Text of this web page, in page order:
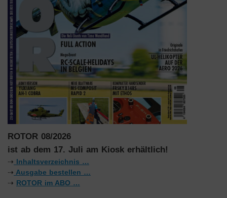
ROTOR 08/2026
ist ab dem 17. Juli am Kiosk erhältlich!
⇢ Inhaltsverzeichnis …
⇢ Ausgabe bestellen …
⇢ ROTOR im ABO …